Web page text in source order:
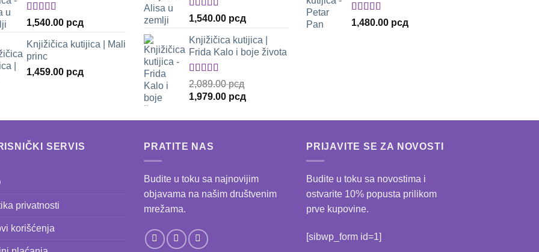
Оцењено
са
од 5
1,540.00 рсд
Knjižičica kutijica | Mali
princ
1,459.00 рсд
Оцењено
са
од 5
1,540.00 рсд
Knjižičica kutijica |
Frida Kalo i boje života
Оцењено
са5.00од 5
2,089.00рсд
Оригинална
је
2,089.00 рсд.
1,979.00 рсд
је:
2,035.00 рсд.
Оцењено
са
од 5
1,480.00 рсд
SERVIS
privatnosti
korišćenja
PRATITE NAS
Budite u toku sa najnovijim
objavama na našim društvenim
mrežama.
PRIJAVITE SE ZA NOVOSTI
Budite u toku sa novostima i
ostvarite 10% popusta prilikom
prve kupovine.
[sibwp_form id=1]